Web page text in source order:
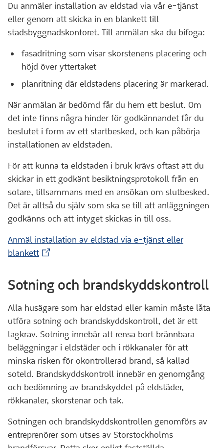
Du anmäler installation av eldstad via vår e-tjänst
eller genom att skicka in en blankett till
stadsbyggnadskontoret. Till anmälan ska du bifoga:
fasadritning som visar skorstenens placering och
höjd över yttertaket
planritning där eldstadens placering är markerad.
När anmälan är bedömd får du hem ett beslut. Om
det inte finns några hinder för godkännandet får du
beslutet i form av ett startbesked, och kan påbörja
installationen av eldstaden.
För att kunna ta eldstaden i bruk krävs oftast att du
skickar in ett godkänt besiktningsprotokoll från en
sotare, tillsammans med en ansökan om slutbesked.
Det är alltså du själv som ska se till att anläggningen
godkänns och att intyget skickas in till oss.
Anmäl installation av eldstad via e-tjänst eller
blankett(Extern webbplats)
Sotning och brandskyddskontroll
Alla husägare som har eldstad eller kamin måste låta
utföra sotning och brandskyddskontroll, det är ett
lagkrav. Sotning innebär att rensa bort brännbara
beläggningar i eldstäder och i rökkanaler för att
minska risken för okontrollerad brand, så kallad
soteld. Brandskyddskontroll innebär en genomgång
och bedömning av brandskyddet på eldstäder,
rökkanaler, skorstenar och tak.
Sotningen och brandskyddskontrollen genomförs av
entreprenörer som utses av Storstockholms